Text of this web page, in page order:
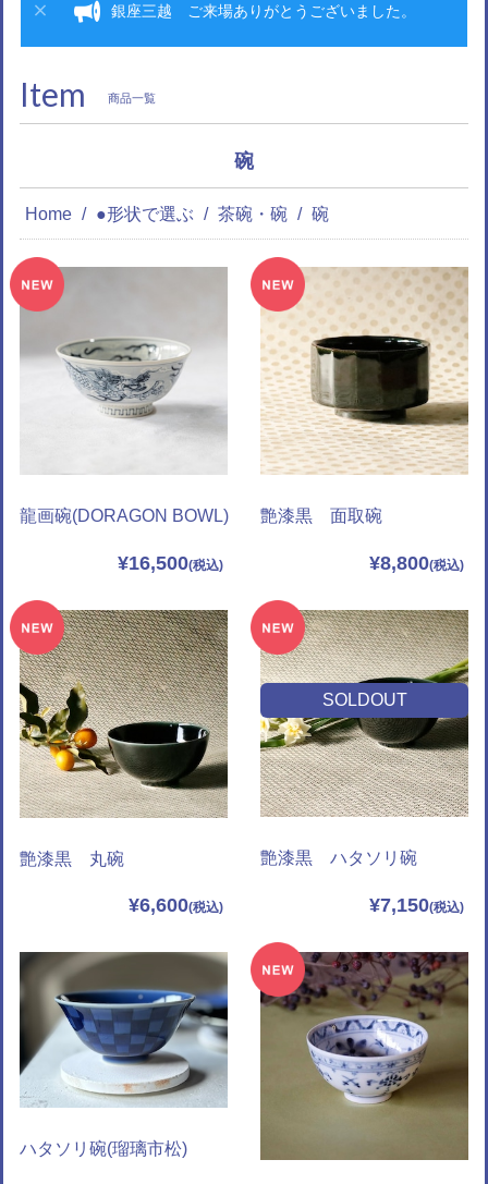
銀座三越 ご来場ありがとうございました。
Item 商品一覧
碗
Home ●形状で選ぶ 茶碗・碗 碗
龍画碗(DORAGON BOWL)
¥16,500
艶漆黒 面取碗
¥8,800
艶漆黒 丸碗
¥6,600
SOLDOUT
艶漆黒 ハタソリ碗
¥7,150
ハタソリ碗(瑠璃市松)